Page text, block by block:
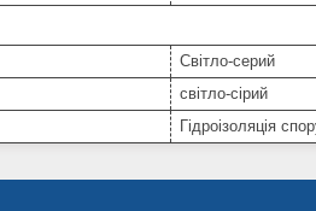
Світло-серий
світло-сірий
Гідроізоляція